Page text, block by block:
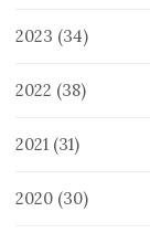
2023 (34)
2022 (38)
2021 (31)
2020 (30)